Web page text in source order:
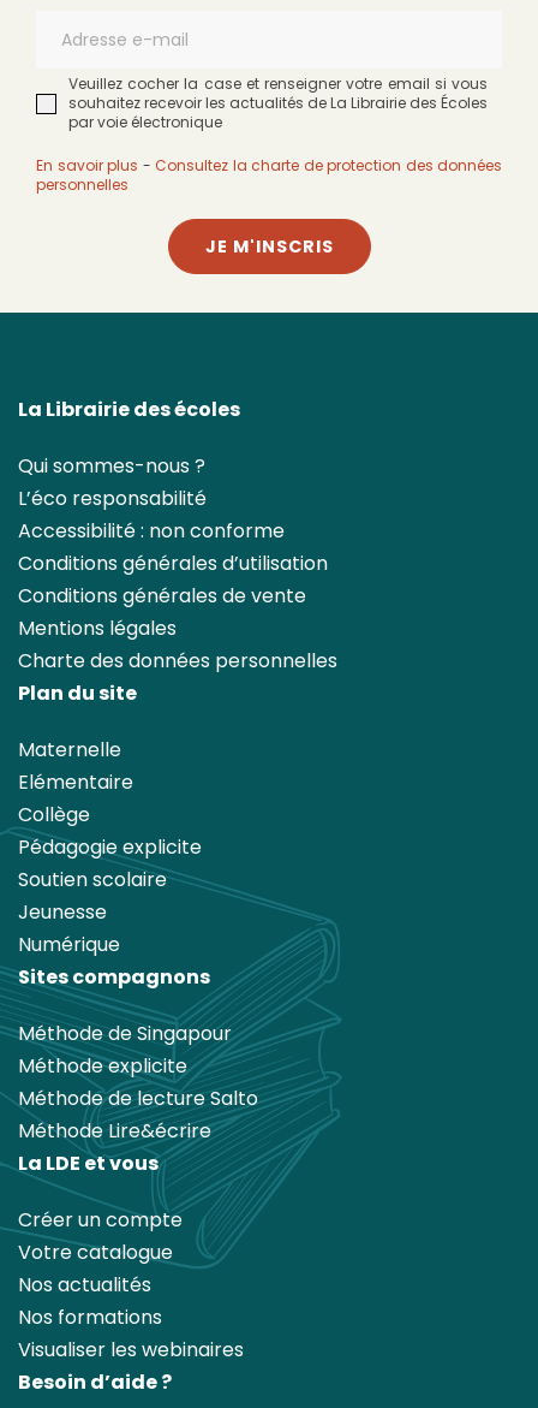
Veuillez cocher la case et renseigner votre email si vous
souhaitez recevoir les actualités de La Librairie des Écoles
par voie électronique
En savoir plus - Consultez la charte de protection des données
personnelles
JE M'INSCRIS
La Librairie des écoles
Qui sommes-nous ?
L’éco responsabilité
Accessibilité : non conforme
Conditions générales d’utilisation
Conditions générales de vente
Mentions légales
Charte des données personnelles
Plan du site
Maternelle
Elémentaire
Collège
Pédagogie explicite
Soutien scolaire
Jeunesse
Numérique
Sites compagnons
Méthode de Singapour
Méthode explicite
Méthode de lecture Salto
Méthode Lire&écrire
La LDE et vous
Créer un compte
Votre catalogue
Nos actualités
Nos formations
Visualiser les webinaires
Besoin d’aide ?